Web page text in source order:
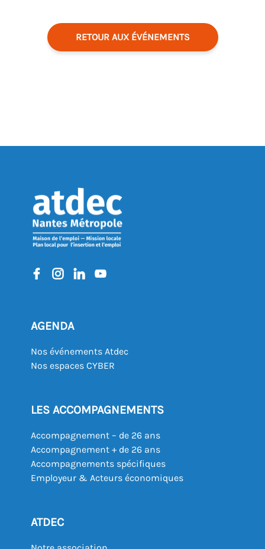
RETOUR AUX ÉVÉNEMENTS
AGENDA
Nos événements Atdec
Nos espaces CYBER
LES ACCOMPAGNEMENTS
Accompagnement – de 26 ans
Accompagnement + de 26 ans
Accompagnements spécifiques
Employeur & Acteurs économiques
ATDEC